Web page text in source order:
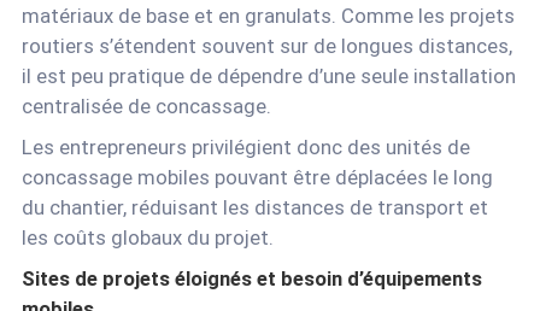
matériaux de base et en granulats. Comme les projets
routiers s’étendent souvent sur de longues distances,
il est peu pratique de dépendre d’une seule installation
centralisée de concassage.
Les entrepreneurs privilégient donc des unités de
concassage mobiles pouvant être déplacées le long
du chantier, réduisant les distances de transport et
les coûts globaux du projet.
Sites de projets éloignés et besoin d’équipements